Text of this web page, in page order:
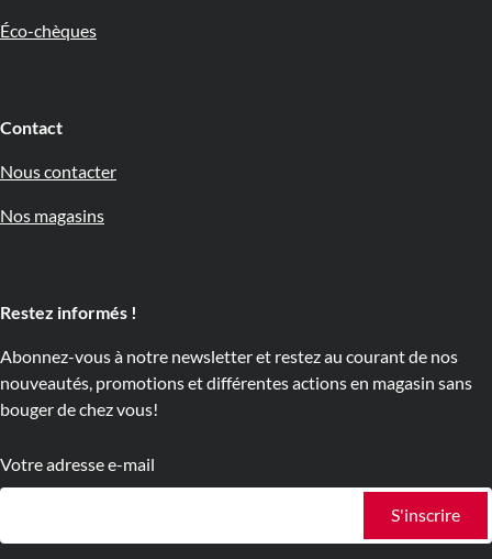
Éco-chèques
Contact
Nous contacter
Nos magasins
Restez informés !
Abonnez-vous à notre newsletter et restez au courant de nos
nouveautés, promotions et différentes actions en magasin sans
bouger de chez vous!
Votre adresse e-mail
S'inscrire